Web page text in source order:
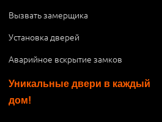
Вызвать замерщика
Установка дверей
Аварийное вскрытие замков
Уникальные двери в каждый
дом!